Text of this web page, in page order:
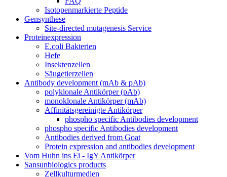
Isotopenmarkierte Peptide
Gensynthese
Site-directed mutagenesis Service
Proteinexpression
E.coli Bakterien
Hefe
Insektenzellen
Säugetierzellen
Antibody development (mAb & pAb)
polyklonale Antikörper (pAb)
monoklonale Antikörper (mAb)
Affinitätsgereinigte Antikörper
phospho specific Antibodies development
phospho specific Antibodies development
Antibodies derived from Goat
Protein expression and antibodies development
Vom Huhn ins Ei - IgY Antikörper
Sansunbiologics products
Zellkulturmedien